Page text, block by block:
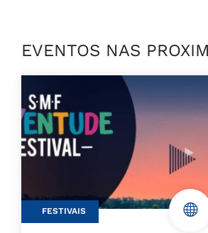
EVENTOS NAS
FESTIVAIS